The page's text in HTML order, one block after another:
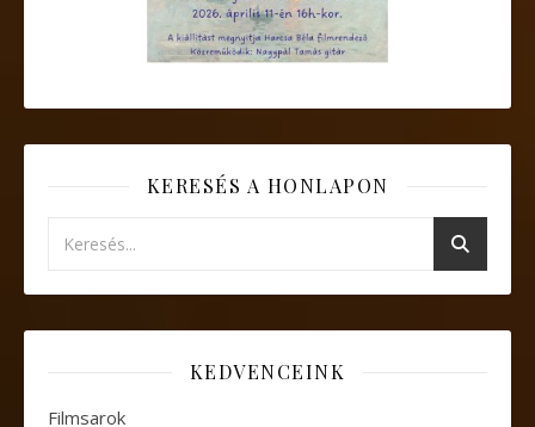
KERESÉS A HONLAPON
KEDVENCEINK
Filmsarok